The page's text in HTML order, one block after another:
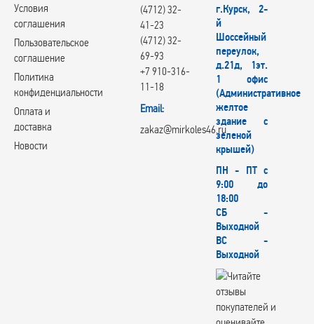
Условия
соглашения
Пользовательское
соглашение
Политика
конфиденциальности
Оплата и
доставка
Новости
(4712) 32-
41-23
(4712) 32-
69-93
+7 910-316-
11-18
Email:
zakaz@mirkoles46.ru
г.Курск, 2-
й
Шоссейный
переулок,
д.21д, 1эт.
1 офис
(Административное
желтое
здание с
зеленой
крышей)
ПН - ПТ с
9:00 до
18:00
СБ -
Выходной
ВС -
Выходной